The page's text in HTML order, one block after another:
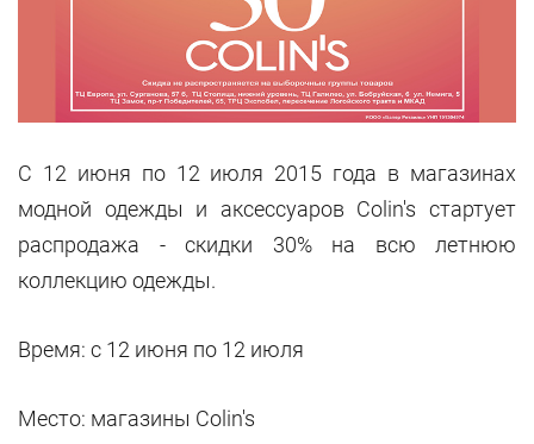
С 12 июня по 12 июля 2015 года в магазинах
модной одежды и аксессуаров Colin's стартует
распродажа - скидки 30% на всю летнюю
коллекцию одежды.
Время: с 12 июня по 12 июля
Место: магазины Colin's